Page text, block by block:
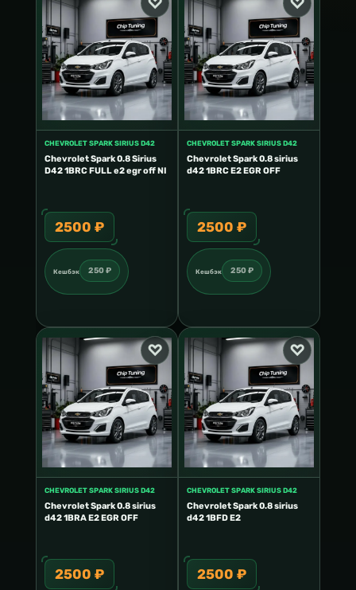
CHEVROLET SPARK SIRIUS D42
Chevrolet Spark 0.8 Sirius
D42 1BRC FULL e2 egr off NI
2500 ₽
Кешбэк 250 ₽
CHEVROLET SPARK SIRIUS D42
Chevrolet Spark 0.8 sirius
d42 1BRC E2 EGR OFF
2500 ₽
Кешбэк 250 ₽
CHEVROLET SPARK SIRIUS D42
Chevrolet Spark 0.8 sirius
d42 1BRA E2 EGR OFF
2500 ₽
CHEVROLET SPARK SIRIUS D42
Chevrolet Spark 0.8 sirius
d42 1BFD E2
2500 ₽